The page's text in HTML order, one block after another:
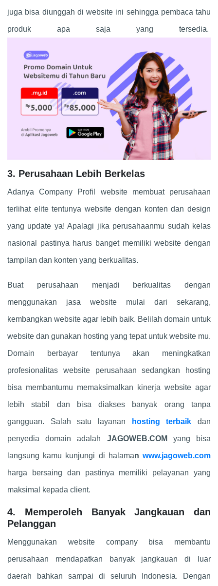
juga bisa diunggah di website ini sehingga pembaca tahu
produk apa saja yang tersedia.
3. Perusahaan Lebih Berkelas
Adanya Company Profil website membuat perusahaan
terlihat elite tentunya website dengan konten dan design
yang update ya! Apalagi jika perusahaanmu sudah kelas
nasional pastinya harus banget memiliki website dengan
tampilan dan konten yang berkualitas.
Buat perusahaan menjadi berkualitas dengan
menggunakan jasa website mulai dari sekarang,
kembangkan website agar lebih baik. Belilah domain untuk
website dan gunakan hosting yang tepat untuk website mu.
Domain berbayar tentunya akan meningkatkan
profesionalitas website perusahaan sedangkan hosting
bisa membantumu memaksimalkan kinerja website agar
lebih stabil dan bisa diakses banyak orang tanpa
gangguan. Salah satu layanan hosting terbaik dan
penyedia domain adalah JAGOWEB.COM yang bisa
langsung kamu kunjungi di halamanwww.jagoweb.com
harga bersaing dan pastinya memiliki pelayanan yang
maksimal kepada client.
4. Memperoleh Banyak Jangkauan dan
Pelanggan
Menggunakan website company bisa membantu
perusahaan mendapatkan banyak jangkauan di luar
daerah bahkan sampai di seluruh Indonesia. Dengan